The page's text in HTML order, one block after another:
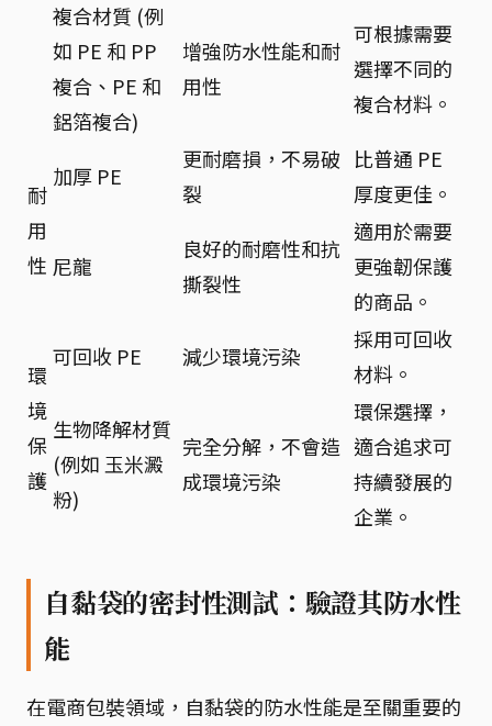
複合材質 (例
如 PE 和 PP
複合、PE 和
鋁箔複合)
增強防水性能和耐
用性
可根據需要
選擇不同的
複合材料。
耐
用
性
加厚 PE
更耐磨損，不易破
裂
比普通 PE
厚度更佳。
尼龍
良好的耐磨性和抗
撕裂性
適用於需要
更強韌保護
的商品。
環
境
保
護
可回收 PE 減少環境污染
採用可回收
材料。
生物降解材質
(例如 玉米澱
粉)
完全分解，不會造
成環境污染
環保選擇，
適合追求可
持續發展的
企業。
自黏袋的密封性測試：驗證其防水性
能
在電商包裝領域，自黏袋的防水性能是至關重要的